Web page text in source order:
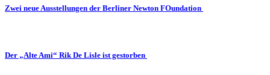
Zwei neue Ausstellungen der Berliner Newton FOundation
Der „Alte Ami“ Rik De Lisle ist gestorben